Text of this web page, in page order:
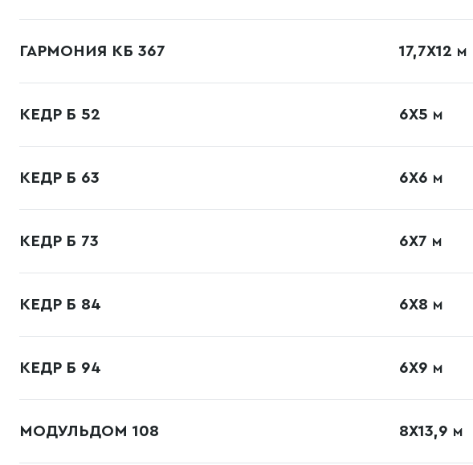
ГАРМОНИЯ КБ 367 17,7Х12 М
КЕДР Б 52 6Х5 М
КЕДР Б 63 6Х6 М
КЕДР Б 73 6Х7 М
КЕДР Б 84 6Х8 М
КЕДР Б 94 6Х9 М
МОДУЛЬДОМ 108 8X13,9 М